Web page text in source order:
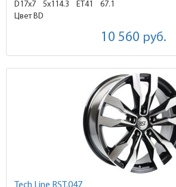
D17x7 5x114.3 ET41
67.1
Цвет BD
10 560 руб.